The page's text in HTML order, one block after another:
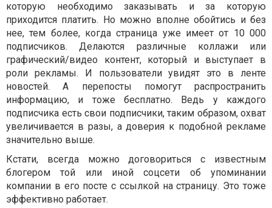
которую необходимо заказывать и за которую
приходится платить. Но можно вполне обойтись и без
нее, тем более, когда страница уже имеет от 10 000
подписчиков. Делаются различные коллажи или
графический/видео контент, который и выступает в
роли рекламы. И пользователи увидят это в ленте
новостей. А перепосты помогут распространить
информацию, и тоже бесплатно. Ведь у каждого
подписчика есть свои подписчики, таким образом, охват
увеличивается в разы, а доверия к подобной рекламе
значительно выше.
Кстати, всегда можно договориться с известным
блогером той или иной соцсети об упоминании
компании в его посте с ссылкой на страницу. Это тоже
эффективно работает.